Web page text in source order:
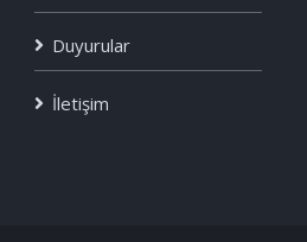
Duyurular
İletişim